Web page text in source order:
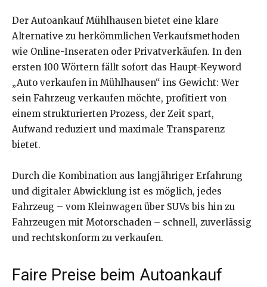
Der Autoankauf Mühlhausen bietet eine klare
Alternative zu herkömmlichen Verkaufsmethoden
wie Online-Inseraten oder Privatverkäufen. In den
ersten 100 Wörtern fällt sofort das Haupt-Keyword
„Auto verkaufen in Mühlhausen“ ins Gewicht: Wer
sein Fahrzeug verkaufen möchte, profitiert von
einem strukturierten Prozess, der Zeit spart,
Aufwand reduziert und maximale Transparenz
bietet.
Durch die Kombination aus langjähriger Erfahrung
und digitaler Abwicklung ist es möglich, jedes
Fahrzeug – vom Kleinwagen über SUVs bis hin zu
Fahrzeugen mit Motorschaden – schnell, zuverlässig
und rechtskonform zu verkaufen.
Faire Preise beim Autoankauf